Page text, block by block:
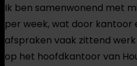
Ik ben samenwonend met
per week, wat door kantoor
afspraken vaak zittend werk
op het hoofdkantoor van